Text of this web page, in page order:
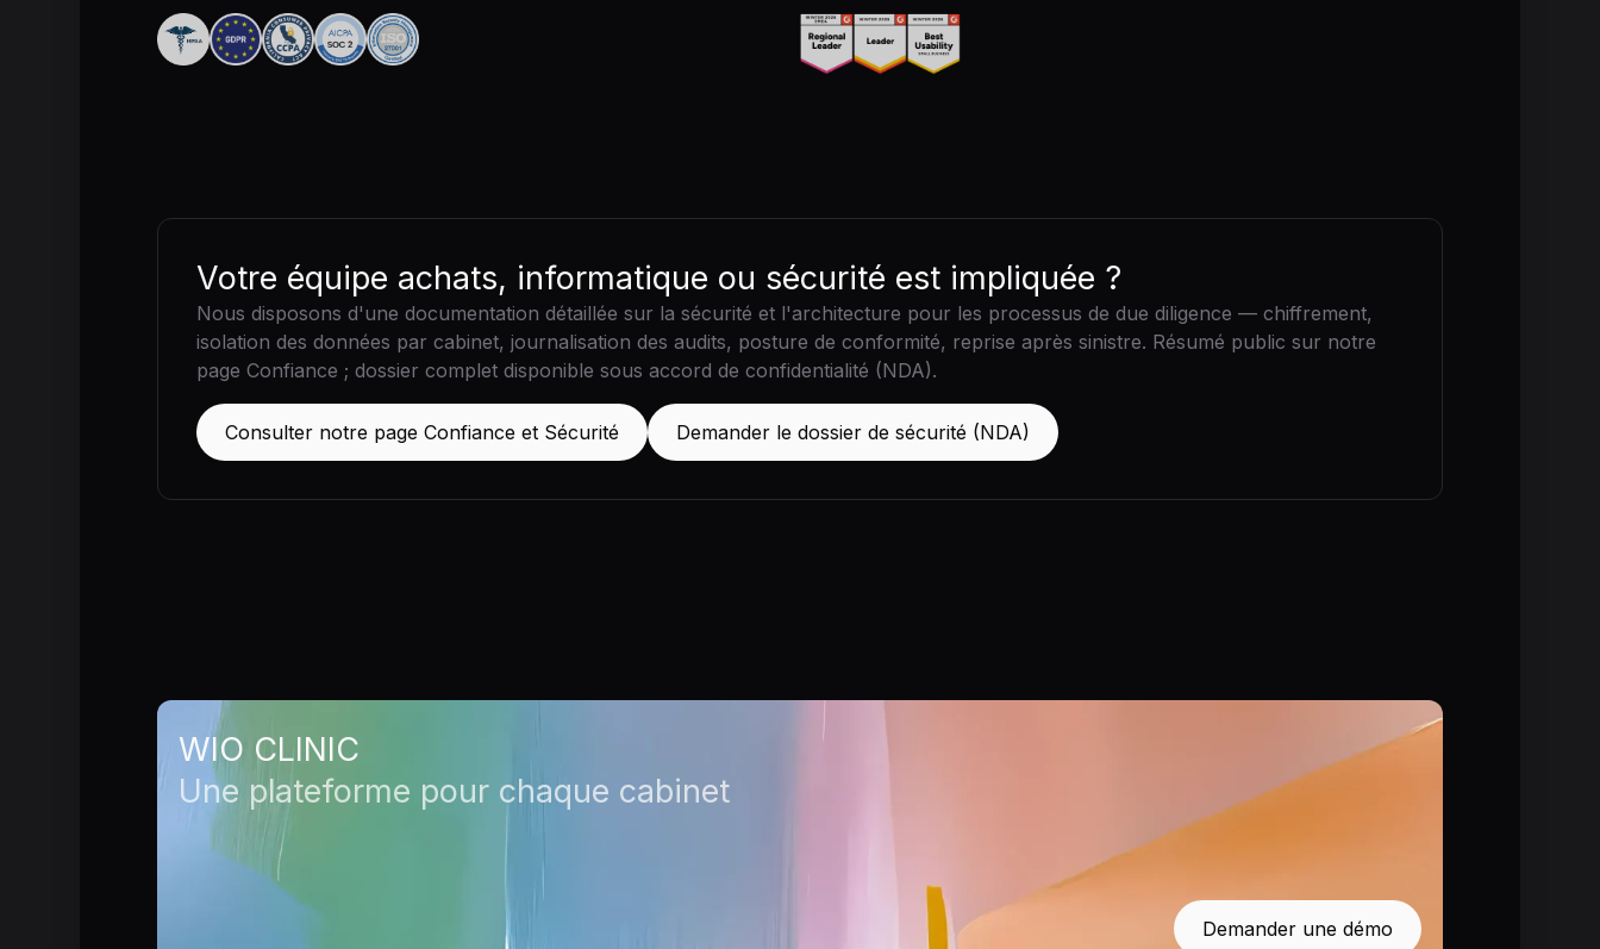
Votre équipe achats, informatique ou sécurité est impliquée ?
Nous disposons d'une documentation détaillée sur la sécurité et l'architecture pour les processus de due diligence — chiffrement,
isolation des données par cabinet, journalisation des audits, posture de conformité, reprise après sinistre. Résumé public sur notre
page Confiance ; dossier complet disponible sous accord de confidentialité (NDA).
Consulter notre page Confiance et Sécurité Demander le dossier de sécurité (NDA)
WIO CLINIC
Une plateforme pour chaque cabinet
Demander une démo